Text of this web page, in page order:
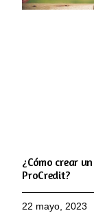
¿Cómo crear
ProCredit?
22 mayo, 2023